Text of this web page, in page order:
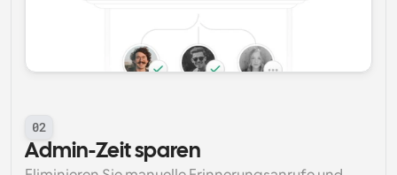
02
Admin-Zeit sparen